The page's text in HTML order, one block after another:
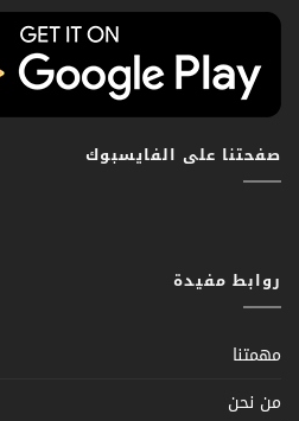
صفحتنا على الفايسبوك
روابط مفيدة
مهمتنا
من نحن